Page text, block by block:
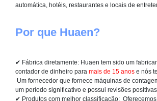
automática, hotéis, restaurantes e locais de
Por que Huaen?
✔ Fábrica diretamente: Huaen tem sido um
contador de dinheiro para mais de 15 anos e nós
Um fornecedor que fornece máquinas de
um período significativo e possui revisões
✔ Produtos com melhor classificação: